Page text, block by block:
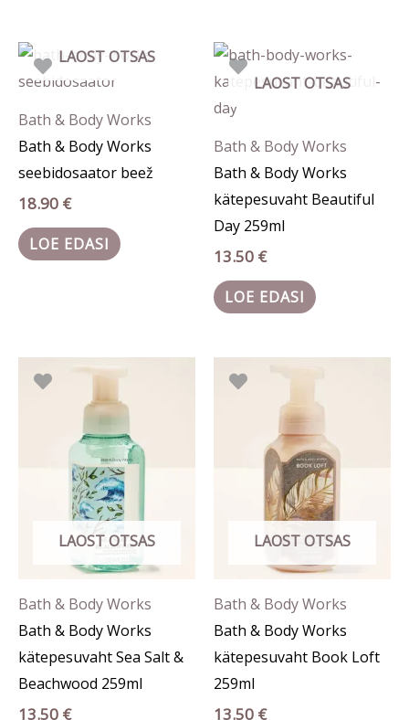
LAOST OTSAS
Bath & Body Works
Bath & Body Works
seebidosaator beež
18.90 €
LOE EDASI
LAOST OTSAS
Bath & Body Works
Bath & Body Works
kätepesuvaht Beautiful
Day 259ml
13.50 €
LOE EDASI
LAOST OTSAS
Bath & Body Works
Bath & Body Works
kätepesuvaht Sea Salt &
Beachwood 259ml
13.50 €
LAOST OTSAS
Bath & Body Works
Bath & Body Works
kätepesuvaht Book Loft
259ml
13.50 €